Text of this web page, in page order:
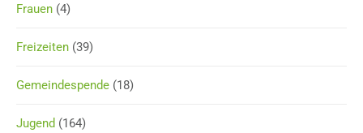
Frauen (4)
Freizeiten (39)
Gemeindespende (18)
Jugend (164)